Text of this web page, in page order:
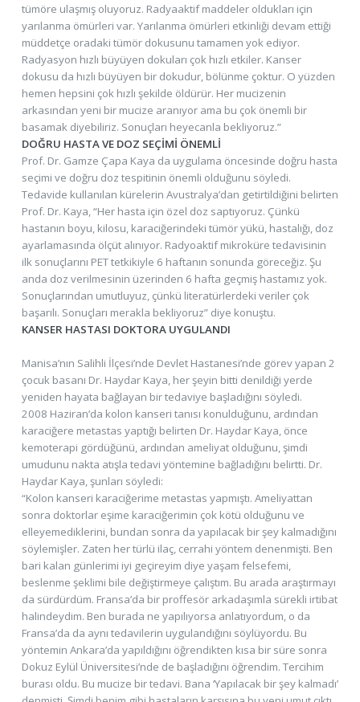
tümöre ulaşmış oluyoruz. Radyaaktif maddeler oldukları için
yarılanma ömürleri var. Yarılanma ömürleri etkinliği devam ettiği
müddetçe oradaki tümör dokusunu tamamen yok ediyor.
Radyasyon hızlı büyüyen dokuları çok hızlı etkiler. Kanser
dokusu da hızlı büyüyen bir dokudur, bölünme çoktur. O yüzden
hemen hepsini çok hızlı şekilde öldürür. Her mucizenin
arkasından yeni bir mucize aranıyor ama bu çok önemli bir
basamak diyebiliriz. Sonuçları heyecanla bekliyoruz.”
DOĞRU HASTA VE DOZ SEÇİMİ ÖNEMLİ
Prof. Dr. Gamze Çapa Kaya da uygulama öncesinde doğru hasta
seçimi ve doğru doz tespitinin önemli olduğunu söyledi.
Tedavide kullanılan kürelerin Avustralya’dan getirtildiğini belirten
Prof. Dr. Kaya, “Her hasta için özel doz saptıyoruz. Çünkü
hastanın boyu, kilosu, karaciğerindeki tümör yükü, hastalığı, doz
ayarlamasında ölçüt alınıyor. Radyoaktif mikroküre tedavisinin
ilk sonuçlarını PET tetkikiyle 6 haftanın sonunda göreceğiz. Şu
anda doz verilmesinin üzerinden 6 hafta geçmiş hastamız yok.
Sonuçlarından umutluyuz, çünkü literatürlerdeki veriler çok
başarılı. Sonuçları merakla bekliyoruz” diye konuştu.
KANSER HASTASI DOKTORA UYGULANDI
Manisa’nın Salihli İlçesi’nde Devlet Hastanesi’nde görev yapan 2
çocuk basanı Dr. Haydar Kaya, her şeyin bitti denildiği yerde
yeniden hayata bağlayan bir tedaviye başladığını söyledi.
2008 Haziran’da kolon kanseri tanısı konulduğunu, ardından
karaciğere metastas yaptığı belirten Dr. Haydar Kaya, önce
kemoterapi gördüğünü, ardından ameliyat olduğunu, şimdi
umudunu nakta atışla tedavi yöntemine bağladığını belirtti. Dr.
Haydar Kaya, şunları söyledi:
“Kolon kanseri karaciğerime metastas yapmıştı. Ameliyattan
sonra doktorlar eşime karaciğerimin çok kötü olduğunu ve
elleyemediklerini, bundan sonra da yapılacak bir şey kalmadığını
söylemişler. Zaten her türlü ilaç, cerrahi yöntem denenmişti. Ben
bari kalan günlerimi iyi geçireyim diye yaşam felsefemi,
beslenme şeklimi bile değiştirmeye çalıştım. Bu arada araştırmayı
da sürdürdüm. Fransa’da bir proffesör arkadaşımla sürekli irtibat
halindeydim. Ben burada ne yapılıyorsa anlatıyordum, o da
Fransa’da da aynı tedavilerin uygulandığını söylüyordu. Bu
yöntemin Ankara’da yapıldığını öğrendikten kısa bir süre sonra
Dokuz Eylül Üniversitesi’nde de başladığını öğrendim. Tercihim
burası oldu. Bu mucize bir tedavi. Bana ‘Yapılacak bir şey kalmadı’